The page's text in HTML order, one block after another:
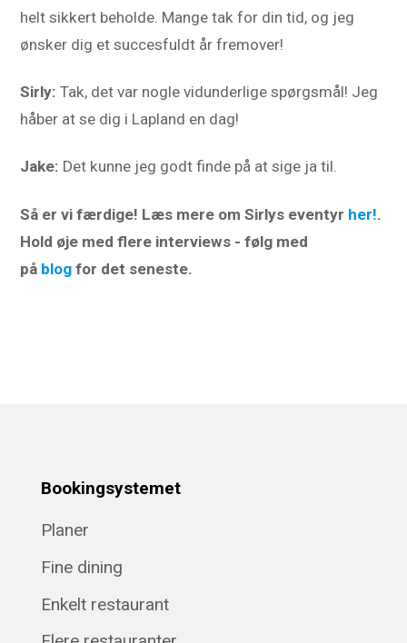
helt sikkert beholde. Mange tak for din tid, og jeg
ønsker dig et succesfuldt år fremover!
Sirly: Tak, det var nogle vidunderlige spørgsmål! Jeg
håber at se dig i Lapland en dag!
Jake: Det kunne jeg godt finde på at sige ja til.
Så er vi færdige! Læs mere om Sirlys eventyr her!.
Hold øje med flere interviews - følg med
på blog for det seneste.
Bookingsystemet
Planer
Fine dining
Enkelt restaurant